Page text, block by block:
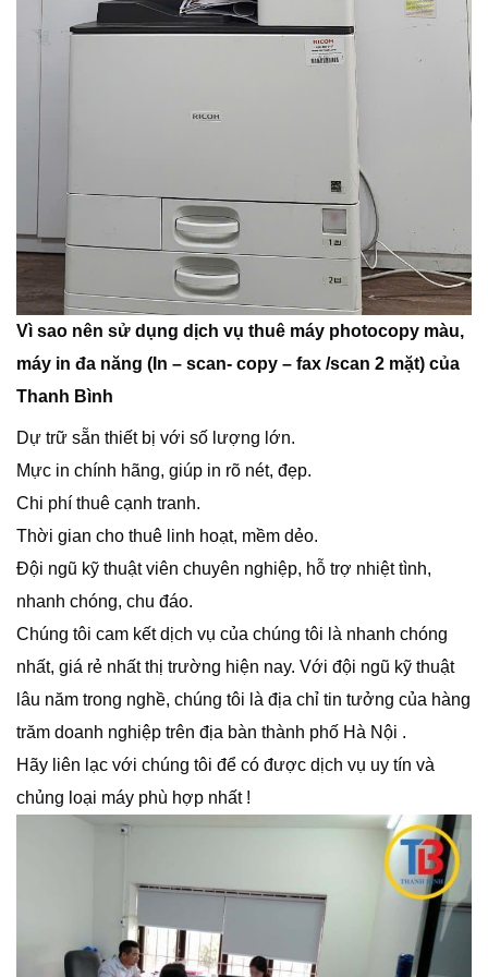
Vì sao nên sử dụng dịch vụ thuê máy photocopy màu,
máy in đa năng (In – scan- copy – fax /scan 2 mặt) của
Thanh Bình
Dự trữ sẵn thiết bị với số lượng lớn.
Mực in chính hãng, giúp in rõ nét, đẹp.
Chi phí thuê cạnh tranh.
Thời gian cho thuê linh hoạt, mềm dẻo.
Đội ngũ kỹ thuật viên chuyên nghiệp, hỗ trợ nhiệt tình,
nhanh chóng, chu đáo.
Chúng tôi cam kết dịch vụ của chúng tôi là nhanh chóng
nhất, giá rẻ nhất thị trường hiện nay. Với đội ngũ kỹ thuật
lâu năm trong nghề, chúng tôi là địa chỉ tin tưởng của hàng
trăm doanh nghiệp trên địa bàn thành phố Hà Nội .
Hãy liên lạc với chúng tôi để có được dịch vụ uy tín và
chủng loại máy phù hợp nhất !